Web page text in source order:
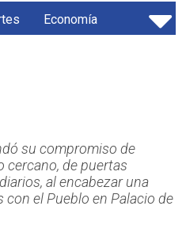
Economía
su compromiso de
cercano, de puertas
al encabezar una
con el Pueblo en Palacio de